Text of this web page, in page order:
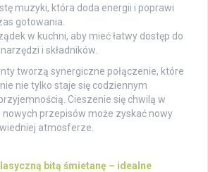
muzyki, która doda energii i poprawi
gotowania.
w kuchni, aby mieć łatwy dostęp do
i składników.
tworzą synergiczne połączenie, które
nie tylko staje się codziennym
Cieszenie się chwilą w
nowych przepisów może zyskać nowy
atmosferze.
bitą śmietanę – idealne